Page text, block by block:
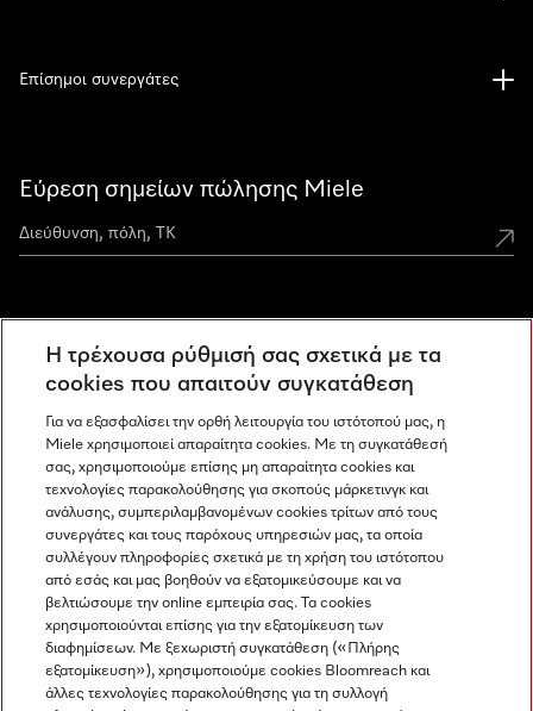
Εύρεση σημείων πώλησης Miele
Ανακαλύψτε τα Miele Experience Center
Newsletter
Επίσημοι συνεργάτες
Miele στο Instagram
Miele στο Facebook
Miele στο Youtube
Η τρέχουσα ρύθμισή σας σχετικά με τα
cookies που απαιτούν συγκατάθεση
Για να εξασφαλίσει την ορθή λειτουργία του ιστότοπού μας, η
Miele χρησιμοποιεί απαραίτητα cookies. Με τη συγκατάθεσή
σας, χρησιμοποιούμε επίσης μη απαραίτητα cookies και
τεχνολογίες παρακολούθησης για σκοπούς μάρκετινγκ και
ανάλυσης, συμπεριλαμβανομένων cookies τρίτων από τους
συνεργάτες και τους παρόχους υπηρεσιών μας, τα οποία
συλλέγουν πληροφορίες σχετικά με τη χρήση του ιστότοπου
από εσάς και μας βοηθούν να εξατομικεύσουμε και να
βελτιώσουμε την online εμπειρία σας. Τα cookies
χρησιμοποιούνται επίσης για την εξατομίκευση των
διαφημίσεων. Με ξεχωριστή συγκατάθεση («Πλήρης
εξατομίκευση»), χρησιμοποιούμε cookies Bloomreach και
άλλες τεχνολογίες παρακολούθησης για τη συλλογή